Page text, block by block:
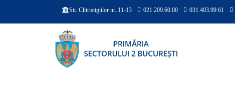
Str. Chiristigiilor nr. 11-13 021.209.60.00 031.403.99.61